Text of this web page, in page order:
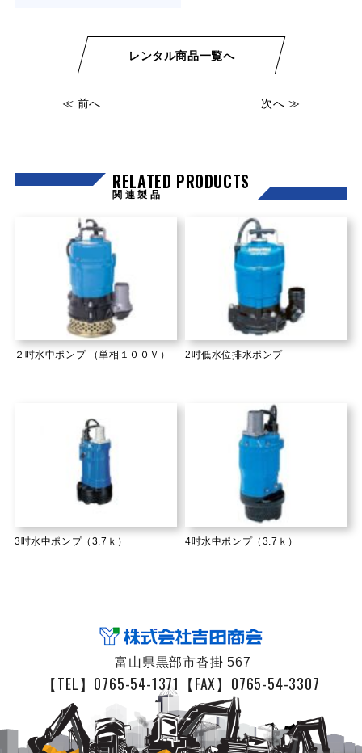
≪ 前へ
レンタル商品一覧へ
次へ ≫
RELATED PRODUCTS
関連製品
２吋水中ポンプ （単相１００Ｖ） 2吋低水位排水ポンプ
3吋水中ポンプ（3.7ｋ） 4吋水中ポンプ（3.7ｋ）
富山県黒部市沓掛 567
【TEL】0765-54-1371 【FAX】0765-54-3307